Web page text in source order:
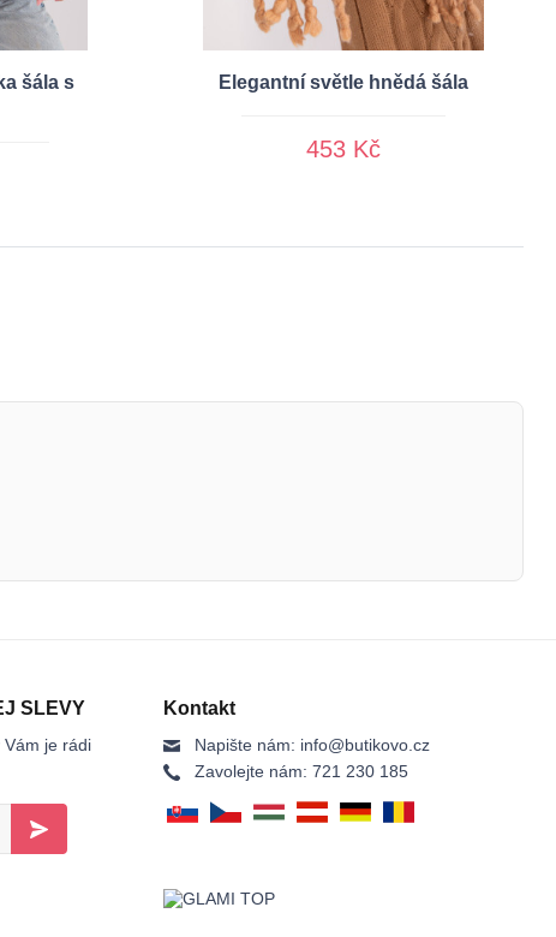
šála s
Elegantní světle hnědá šála
453 Kč
SLEVY
Vám je rádi
Kontakt
Napište nám: info@butikovo.cz
Zavolejte nám: 721 230 185